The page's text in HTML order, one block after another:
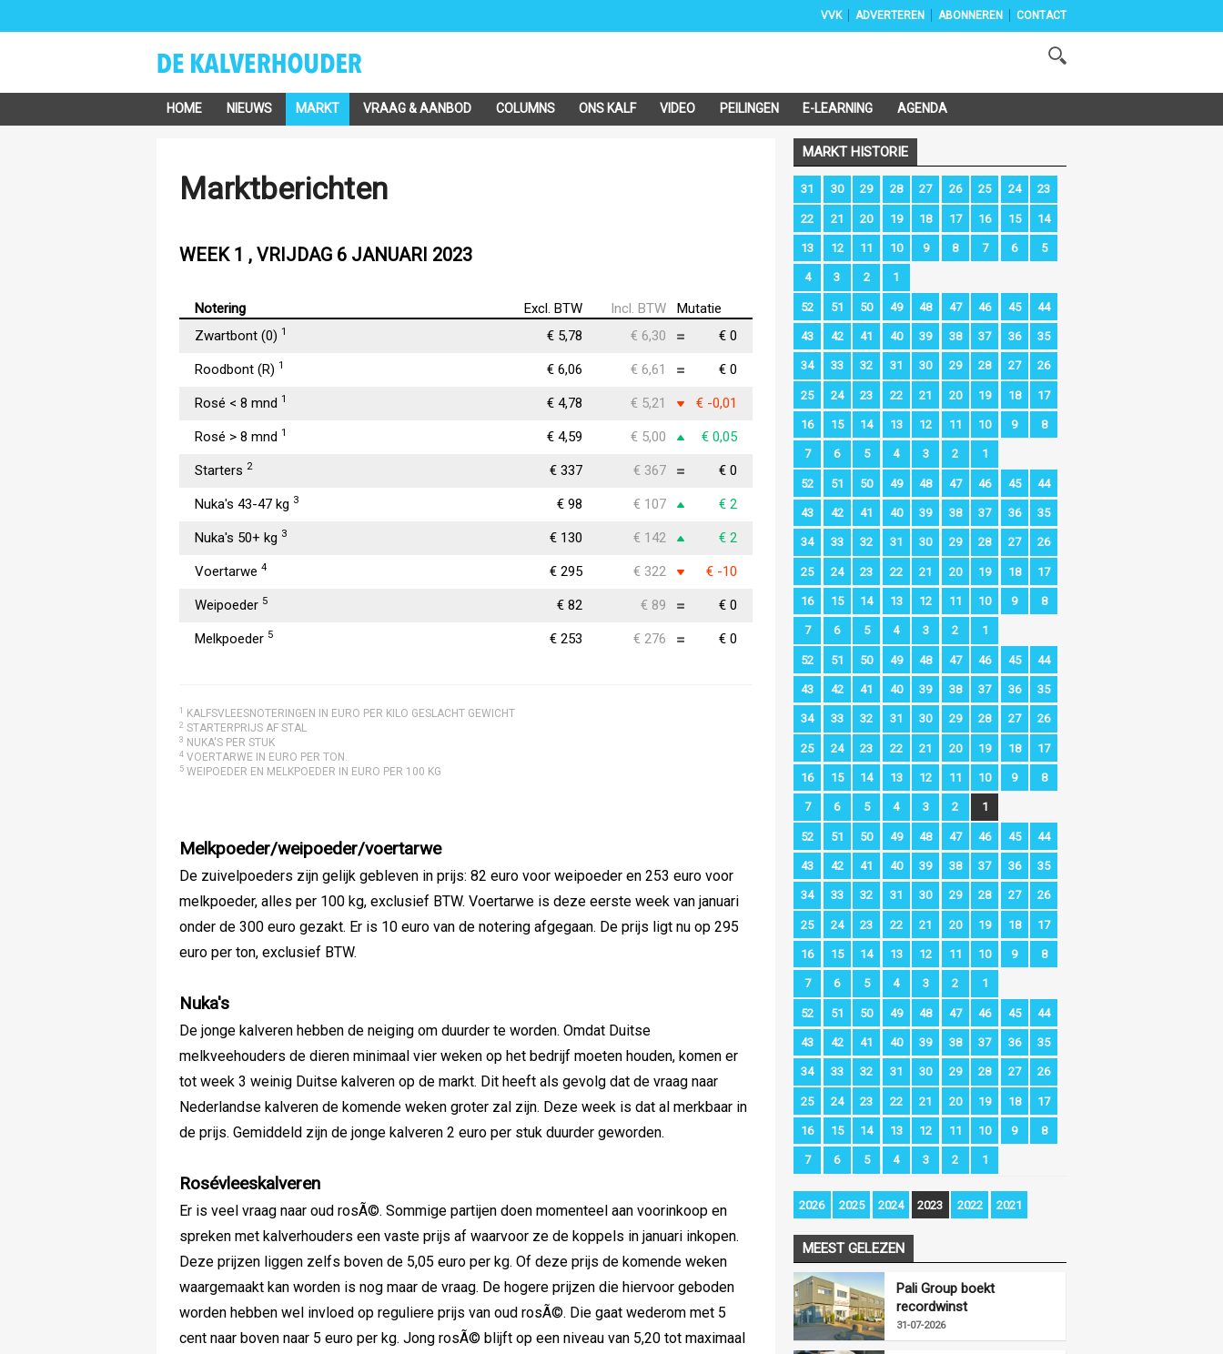
HOME NIEUWS MARKT VRAAG & AANBOD COLUMNS ONS KALF VIDEO PEILINGEN E-LEARNING AGENDA
VVK ADVERTEREN ABONNEREN CONTACT
Marktberichten
WEEK 1 , VRIJDAG 6 JANUARI 2023
Notering Excl. BTW Incl. BTW
Mutatie
Zwartbont (0) 1 € 5,78 € 6,30 € 0
Roodbont (R) 1 € 6,06 € 6,61 € 0
Rosé < 8 mnd 1 € 4,78 € 5,21 € -0,01
Rosé > 8 mnd 1 € 4,59 € 5,00 € 0,05
Starters 2 € 337 € 367 € 0
Nuka's 43-47 kg 3 € 98 € 107 € 2
Nuka's 50+ kg 3 € 130 € 142 € 2
Voertarwe 4 € 295 € 322 € -10
Weipoeder 5 € 82 € 89 € 0
Melkpoeder 5 € 253 € 276 € 0
1 KALFSVLEESNOTERINGEN IN EURO PER KILO GESLACHT GEWICHT
2 STARTERPRIJS AF STAL
3 NUKA'S PER STUK
4 VOERTARWE IN EURO PER TON.
5 WEIPOEDER EN MELKPOEDER IN EURO PER 100 KG
Melkpoeder/weipoeder/voertarwe
De zuivelpoeders zijn gelijk gebleven in prijs: 82 euro voor weipoeder en 253 euro voor
melkpoeder, alles per 100 kg, exclusief BTW. Voertarwe is deze eerste week van januari
onder de 300 euro gezakt. Er is 10 euro van de notering afgegaan. De prijs ligt nu op 295
euro per ton, exclusief BTW.
Nuka's
De jonge kalveren hebben de neiging om duurder te worden. Omdat Duitse
melkveehouders de dieren minimaal vier weken op het bedrijf moeten houden, komen er
tot week 3 weinig Duitse kalveren op de markt. Dit heeft als gevolg dat de vraag naar
Nederlandse kalveren de komende weken groter zal zijn. Deze week is dat al merkbaar in
de prijs. Gemiddeld zijn de jonge kalveren 2 euro per stuk duurder geworden.
Rosévleeskalveren
Er is veel vraag naar oud rosÃ©. Sommige partijen doen momenteel aan voorinkoop en
spreken met kalverhouders een vaste prijs af waarvoor ze de koppels in januari inkopen.
Deze prijzen liggen zelfs boven de 5,05 euro per kg. Of deze prijs de komende weken
waargemaakt kan worden is nog maar de vraag. De hogere prijzen die hiervoor geboden
worden hebben wel invloed op reguliere prijs van oud rosÃ©. Die gaat wederom met 5
cent naar boven naar 5 euro per kg. Jong rosÃ© blijft op een niveau van 5,20 tot maximaal
MARKT HISTORIE
31 30 29 28 27 26 25 24 23
22 21 20 19 18 17 16 15 14
13 12 11 10 9 8 7 6 5
4 3 2 1
52 51 50 49 48 47 46 45 44
43 42 41 40 39 38 37 36 35
34 33 32 31 30 29 28 27 26
25 24 23 22 21 20 19 18 17
16 15 14 13 12 11 10 9 8
7 6 5 4 3 2 1
52 51 50 49 48 47 46 45 44
43 42 41 40 39 38 37 36 35
34 33 32 31 30 29 28 27 26
25 24 23 22 21 20 19 18 17
16 15 14 13 12 11 10 9 8
7 6 5 4 3 2 1
52 51 50 49 48 47 46 45 44
43 42 41 40 39 38 37 36 35
34 33 32 31 30 29 28 27 26
25 24 23 22 21 20 19 18 17
16 15 14 13 12 11 10 9 8
7 6 5 4 3 2 1
52 51 50 49 48 47 46 45 44
43 42 41 40 39 38 37 36 35
34 33 32 31 30 29 28 27 26
25 24 23 22 21 20 19 18 17
16 15 14 13 12 11 10 9 8
7 6 5 4 3 2 1
52 51 50 49 48 47 46 45 44
43 42 41 40 39 38 37 36 35
34 33 32 31 30 29 28 27 26
25 24 23 22 21 20 19 18 17
16 15 14 13 12 11 10 9 8
7 6 5 4 3 2 1
2026 2025 2024 2023 2022 2021
MEEST GELEZEN
Pali Group boekt
recordwinst
31-07-2026